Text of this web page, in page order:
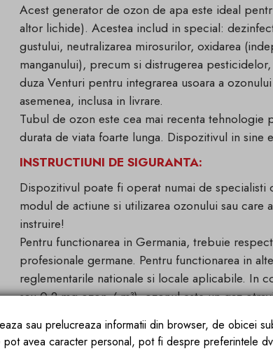
Acest generator de ozon de apa este ideal
altor lichide). Acestea includ in special:
gustului, neutralizarea mirosurilor, oxidarea
manganului), precum si distrugerea
duza Venturi pentru integrarea usoara a
asemenea, inclusa in livrare.
Tubul de ozon este cea mai recenta tehnologie
durata de viata foarte lunga. Dispozitivul in sine
INSTRUCTIUNI DE SIGURANTA:
Dispozitivul poate fi operat numai de specialisti
modul de actiune si utilizarea ozonului sau
instruire!
Pentru functionarea in Germania, trebuie
profesionale germane. Pentru functionarea in
reglementarile nationale si locale aplicabile. In
sau 0,2 mg ozon / m³), ​​ozonul este un gaz
clasificat ca fiind periculos si daunator
pentru a preveni eliberarea necontrolata de
sau prelucreaza informatii din browser, de obicei
avea caracter personal, pot fi despre preferintele